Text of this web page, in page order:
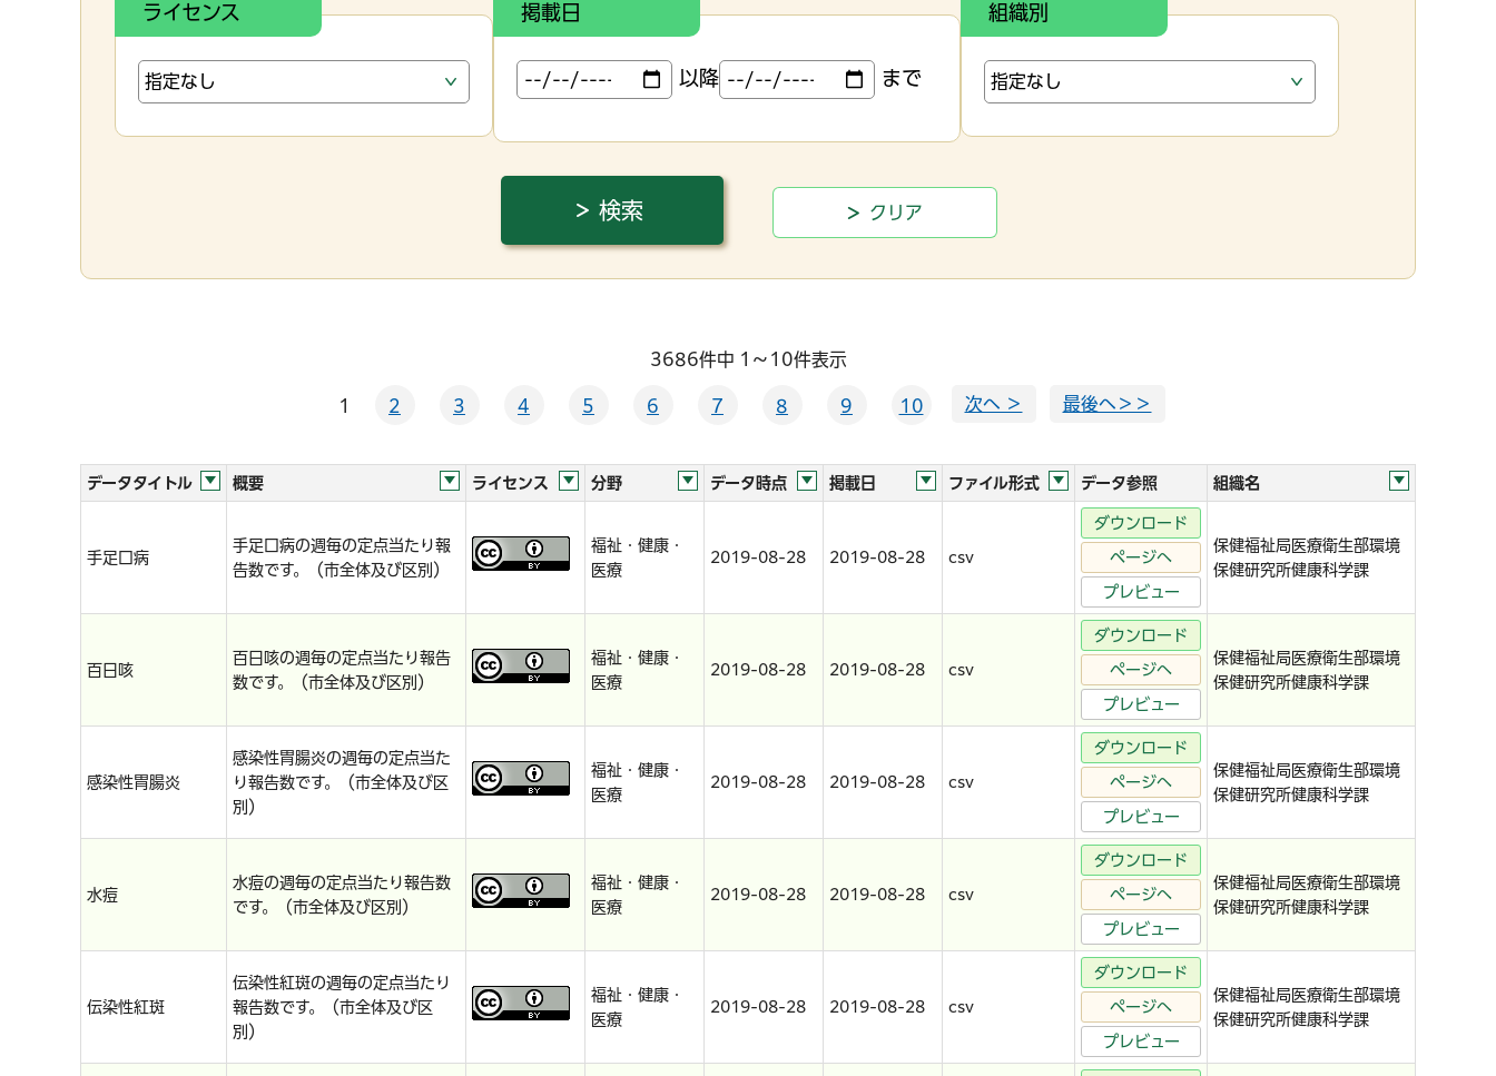
ライセンス 掲載日
以降 まで
組織別
3686件中 1～10件表示
1 2 3 4 5 6 7 8 9 10 次へ ＞ 最後へ＞＞
データタイトル 概要 ライセンス 分野 データ時点 掲載日 ファイル形式 データ参照 組織名
手足口病
手足口病の週毎の定点当たり報
告数です。（市全体及び区別）
福祉・健康・
医療
2019-08-28 2019-08-28 csv
ダウンロード
ページへ
プレビュー
保健福祉局医療衛生部環境
保健研究所健康科学課
百日咳
百日咳の週毎の定点当たり報告
数です。（市全体及び区別）
福祉・健康・
医療
2019-08-28 2019-08-28 csv
ダウンロード
ページへ
プレビュー
保健福祉局医療衛生部環境
保健研究所健康科学課
感染性胃腸炎
感染性胃腸炎の週毎の定点当た
り報告数です。（市全体及び区
別）
福祉・健康・
医療
2019-08-28 2019-08-28 csv
ダウンロード
ページへ
プレビュー
保健福祉局医療衛生部環境
保健研究所健康科学課
水痘
水痘の週毎の定点当たり報告数
です。（市全体及び区別）
福祉・健康・
医療
2019-08-28 2019-08-28 csv
ダウンロード
ページへ
プレビュー
保健福祉局医療衛生部環境
保健研究所健康科学課
伝染性紅斑
伝染性紅斑の週毎の定点当たり
報告数です。（市全体及び区
別）
福祉・健康・
医療
2019-08-28 2019-08-28 csv
ダウンロード
ページへ
プレビュー
保健福祉局医療衛生部環境
保健研究所健康科学課